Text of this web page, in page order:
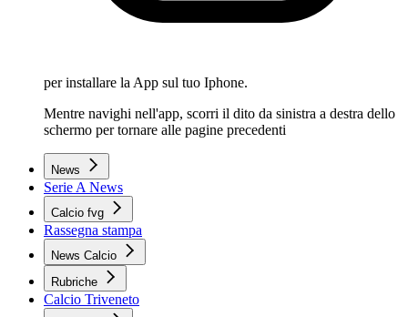
per installare la App sul tuo Iphone.
Mentre navighi nell'app, scorri il dito da sinistra a destra dello
schermo per tornare alle pagine precedenti
News
Serie A News
Calcio fvg
Rassegna stampa
News Calcio
Rubriche
Calcio Triveneto